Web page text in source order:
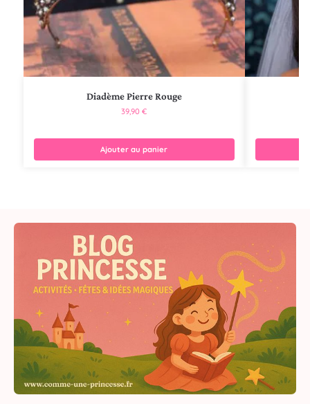
Diadème Pierre Rouge
39,90€
Ajouter au panier